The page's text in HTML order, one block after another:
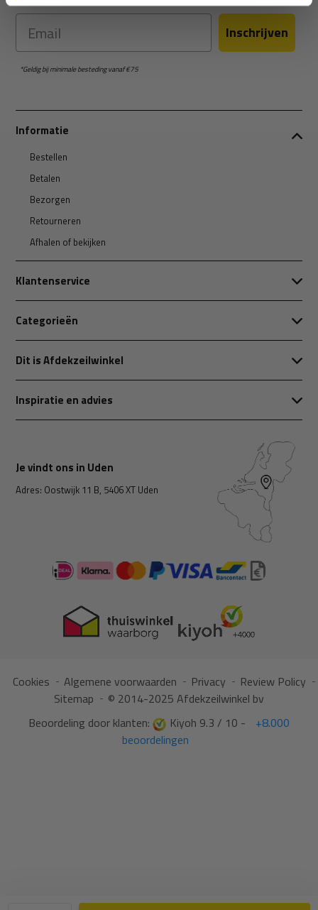
Email Inschrijven
*Geldig bij minimale besteding vanaf €75
Informatie
Bestellen
Betalen
Bezorgen
Retourneren
Afhalen of bekijken
Klantenservice
Categorieën
Dit is Afdekzeilwinkel
Inspiratie en advies
Je vindt ons in Uden
Adres: Oostwijk 11 B, 5406 XT Uden
Cookies Algemene voorwaarden Privacy
Review Policy
Sitemap
© 2014-2025 Afdekzeilwinkel bv
Beoordeling door klanten:
Kiyoh 9.3 / 10 -
+8.000
beoordelingen